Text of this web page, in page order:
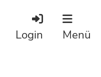
Login Menü